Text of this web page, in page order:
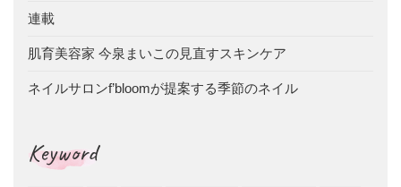
連載
肌育美容家 今泉まいこの見直すスキンケア
ネイルサロンf’bloomが提案する季節のネイル
Keyword